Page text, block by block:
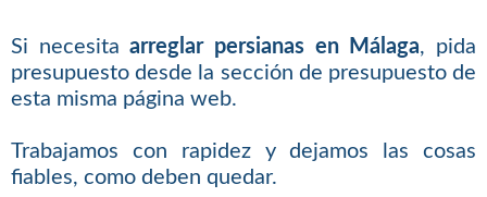
Si necesitaarreglar persianas en Málaga, pida
presupuesto desde la sección de presupuesto de
esta misma página web.
Trabajamos con rapidez y dejamos las cosas
fiables, como deben quedar.